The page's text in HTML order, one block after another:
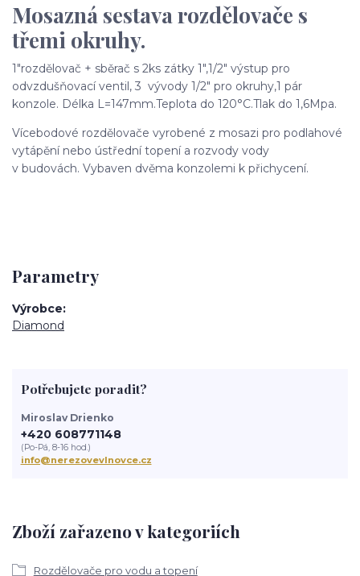
Mosazná sestava rozdělovače s
třemi okruhy.
1"rozdělovač + sběrač s 2ks zátky 1",1/2" výstup pro
odvzdušňovací ventil, 3 vývody 1/2" pro okruhy,1 pár
konzole. Délka L=147mm.Teplota do 120°C.Tlak do 1,6Mpa.
Vícebodové rozdělovače vyrobené z mosazi pro podlahové
vytápění nebo ústřední topení a rozvody vody
v budovách. Vybaven dvěma konzolemi k přichycení.
Parametry
Výrobce
Diamond
Zboží zařazeno v kategoriích
Rozdělovače pro vodu a topení
Potřebujete poradit?
Miroslav Drienko
+420 608771148
(Po-Pá, 8-16 hod.)
info@nerezovevlnovce.cz